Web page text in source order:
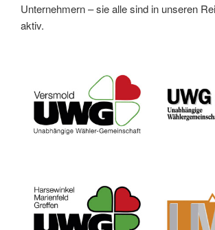
Unternehmern – sie alle sind in unseren
aktiv.